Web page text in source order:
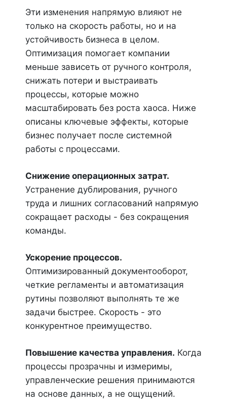
Эти изменения напрямую влияют не
только на скорость работы, но и на
устойчивость бизнеса в целом.
Оптимизация помогает компании
меньше зависеть от ручного контроля,
снижать потери и выстраивать
процессы, которые можно
масштабировать без роста хаоса. Ниже
описаны ключевые эффекты, которые
бизнес получает после системной
работы с процессами.
Снижение операционных затрат.
Устранение дублирования, ручного
труда и лишних согласований напрямую
сокращает расходы - без сокращения
команды.
Ускорение процессов.
Оптимизированный документооборот,
четкие регламенты и автоматизация
рутины позволяют выполнять те же
задачи быстрее. Скорость - это
конкурентное преимущество.
Повышение качества управления. Когда
процессы прозрачны и измеримы,
управленческие решения принимаются
на основе данных, а не ощущений.